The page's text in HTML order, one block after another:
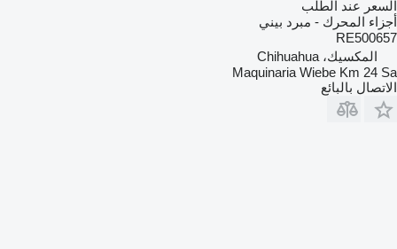
السعر عند الطلب
أجزاء المحرك - مبرد بيني
RE500657
المكسيك، Chihuahua
Maquinaria Wiebe Km 24 Sa
الاتصال بالبائع